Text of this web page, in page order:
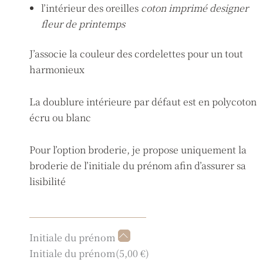
l’intérieur des oreilles coton imprimé designer
fleur de printemps
J’associe la couleur des cordelettes pour un tout
harmonieux
La doublure intérieure par défaut est en polycoton
écru ou blanc
Pour l’option broderie, je propose uniquement la
broderie de l’initiale du prénom afin d’assurer sa
lisibilité
Initiale du prénom
Initiale du prénom(5,00 €)
quantité
de